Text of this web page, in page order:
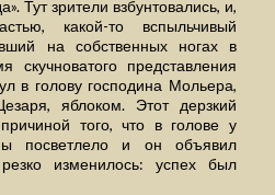
Тут зрители взбунтовались, и,
какой-то вспыльчивый
на собственных ногах в
скучноватого представления
в голову господина Мольера,
яблоком. Этот дерзкий
того, что в голове у
посветлело и он объявил
изменилось: успех был